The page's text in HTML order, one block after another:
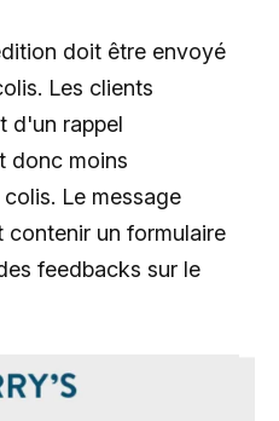
doit être envoyé
Les clients
d'un rappel
donc moins
Le message
contenir un formulaire
feedbacks sur le